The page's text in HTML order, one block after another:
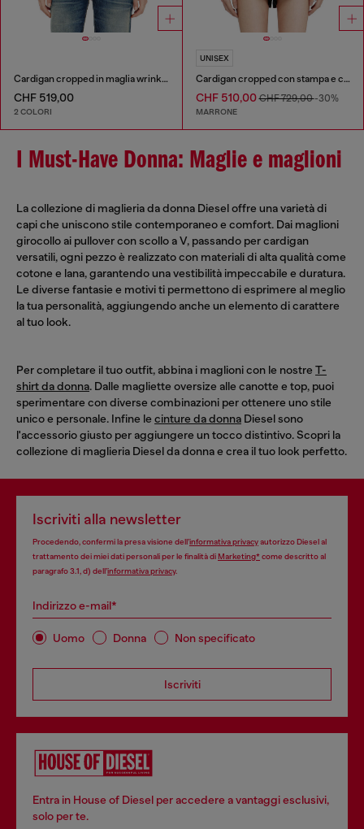
Cardigan cropped in maglia wrinkled lavorata a caldo
CHF 519,00
2 COLORI
UNISEX
Cardigan cropped con stampa e cristalli
CHF 510,00CHF 729,00-30%
MARRONE
I Must-Have Donna: Maglie e maglioni
La collezione di maglieria da donna Diesel offre una varietà di
capi che uniscono stile contemporaneo e comfort. Dai maglioni
girocollo ai pullover con scollo a V, passando per cardigan
versatili, ogni pezzo è realizzato con materiali di alta qualità come
cotone e lana, garantendo una vestibilità impeccabile e duratura.
Le diverse fantasie e motivi ti permettono di esprimere al meglio
la tua personalità, aggiungendo anche un elemento di carattere
al tuo look.
Per completare il tuo outfit, abbina i maglioni con le nostre T-
shirt da donna. Dalle magliette oversize alle canotte e top, puoi
sperimentare con diverse combinazioni per ottenere uno stile
unico e personale. Infine le cinture da donna Diesel sono
l'accessorio giusto per aggiungere un tocco distintivo. Scopri la
collezione di maglieria Diesel da donna e crea il tuo look perfetto.
Iscriviti alla newsletter
Procedendo, confermi la presa visione dell’informativa privacyautorizzo Diesel al
trattamento dei miei dati personali per le finalità diMarketing*come descritto al
paragrafo 3.1, d) dell’informativa privacy.
Indirizzo e-mail*
Uomo Donna Non specificato
Iscriviti
Entra in House of Diesel per accedere a vantaggi esclusivi,
solo per te.